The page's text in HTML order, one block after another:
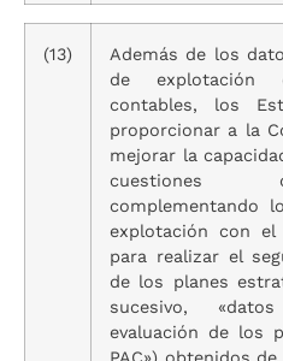
(13)
Además de los
de explotación
contables, los
proporcionar a la
mejorar la
cuestiones
complementando
explotación con
para realizar el
de los planes
sucesivo,
evaluación de los